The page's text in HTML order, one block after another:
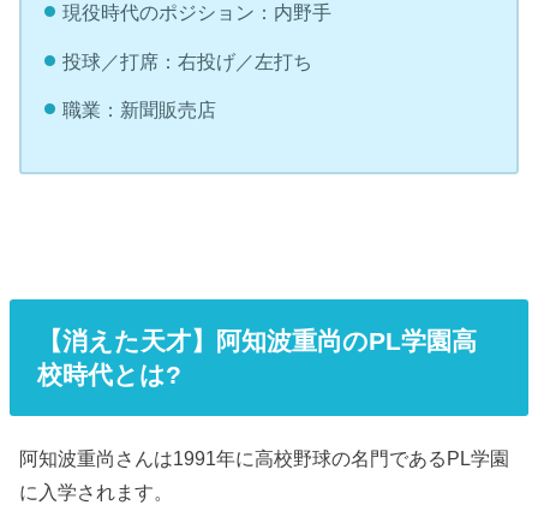
現役時代のポジション：内野手
投球／打席：右投げ／左打ち
職業：新聞販売店
【消えた天才】阿知波重尚のPL学園高
校時代とは?
阿知波重尚さんは1991年に高校野球の名門であるPL学園
に入学されます。